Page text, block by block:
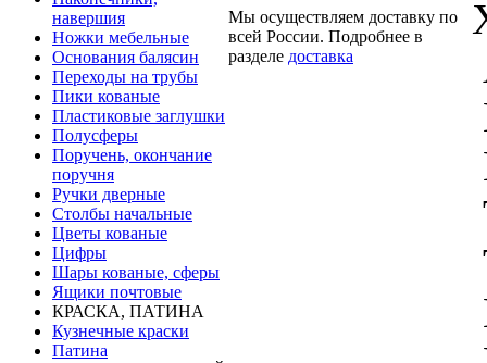
навершия
Ножки мебельные
Основания балясин
Переходы на трубы
Пики кованые
Пластиковые заглушки
Полусферы
Поручень, окончание
поручня
Ручки дверные
Столбы начальные
Цветы кованые
Цифры
Шары кованые, сферы
Ящики почтовые
КРАСКА, ПАТИНА
Кузнечные краски
Патина
Мы осуществляем доставку по
всей России. Подробнее в
разделе доставка